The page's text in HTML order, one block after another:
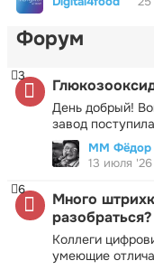
Форум
День добрый!
завод
3
ММ Фёдор
13 июля '26
Много
разобраться?
Коллеги
умеющие
6